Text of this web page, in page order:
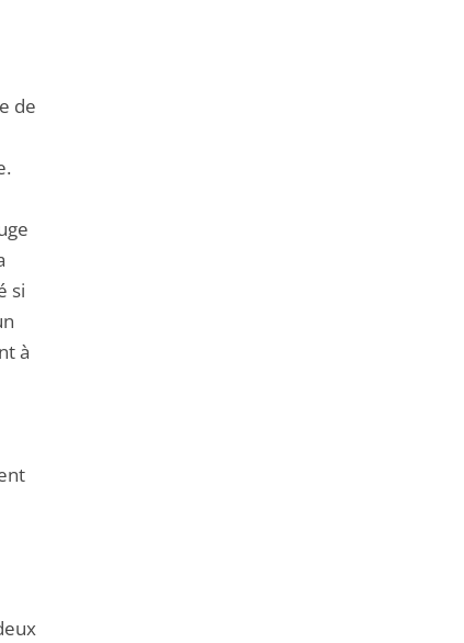
de
si
à